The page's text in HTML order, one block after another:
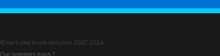
© Vers une école inclusive 2007-2024